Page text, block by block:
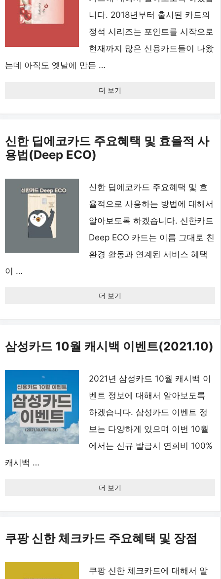
니다. 2018년부터 출시된 카드의
정석 시리즈는 포인트를 시작으로
현재까지 많은 신용카드들이 나왔
는데 아직도 옛날에 만든 …
더 보기
신한 딥에코카드 주요혜택 및 효율적 사
용법(Deep ECO)
신한 딥에코카드 주요혜택 및 효
율적으로 사용하는 방법에 대해서
알아보도록 하겠습니다. 신한카드
Deep ECO 카드는 이름 그대로 친
환경 활동과 연계된 서비스 혜택
이 …
더 보기
삼성카드 10월 캐시백 이벤트(2021.10)
2021년 삼성카드 10월 캐시백 이
벤트 정보에 대해서 알아보도록
하겠습니다. 삼성카드 이벤트 정
보는 다양하게 있으며 이번 10월
에서는 신규 발급시 연회비 100%
캐시백 …
더 보기
쿠팡 신한 체크카드 주요혜택 및 장점
쿠팡 신한 체크카드에 대해서 알